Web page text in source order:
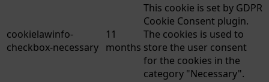
cookielawinfo-
checkbox-necessary
11
months
This cookie is set by GDPR
Cookie Consent plugin.
The cookies is used to
store the user consent
for the cookies in the
category "Necessary".